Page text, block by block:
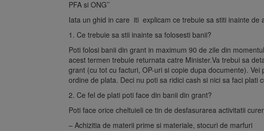
PFA si ONG’’
Iata un ghid in care iti explicam ce trebuie sa stiti inainte de
1. Ce trebuie sa stii inainte sa folosesti banii?
Poti folosi banii din grant in maximum 90 de zile din
acest termen trebuie returnata catre Minister.Va trebui sa
grant (cu tot cu facturi, OP-uri si copie dupa documente).
ordine de plata. Deci nu poti sa ridici cash si nici sa faci plati
2. Ce fel de plati poti face din banii din grant?
Poti face orice cheltuieli ce tin de desfasurarea activitatii
– Achizitia de materii prime si materiale, stocuri de marfuri